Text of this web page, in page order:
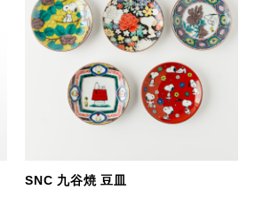
SNC 九谷焼 豆皿